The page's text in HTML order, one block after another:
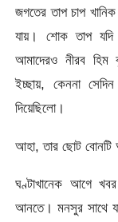
জগতের তাপ চাপ
যায়। শোক তাপ যদি
আমাদেরও নীরব
ইচ্ছায়, কেননা
দিয়েছিলো।
আহা, তার ছোট বোনটি
ঘণ্টাখানেক আগে
আনতে। মনসুর সাথে